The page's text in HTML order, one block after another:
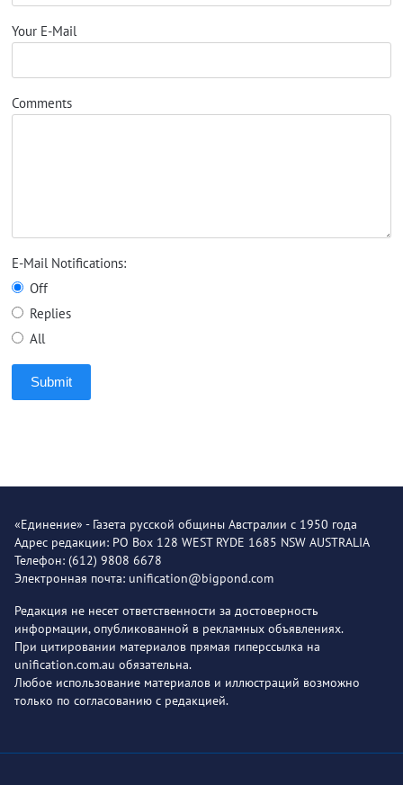
Your E-Mail
Comments
E-Mail Notifications:
Off
Replies
All
Submit
«Единение» - Газета русской общины Австралии с 1950 года
Адрес редакции: PO Box 128 WEST RYDE 1685 NSW AUSTRALIA
Телефон: (612) 9808 6678
Электронная почта: unification@bigpond.com
Редакция не несет ответственности за достоверность
информации, опубликованной в рекламных объявлениях.
При цитировании материалов прямая гиперссылка на
unification.com.au обязательна.
Любое использование материалов и иллюстраций возможно
только по согласованию с редакцией.